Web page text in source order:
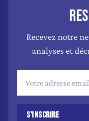
Recevez notre
analyses et
S'INSCRIRE